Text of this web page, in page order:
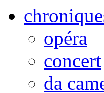
opéra
concert
da